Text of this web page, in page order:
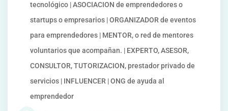
tecnológico | ASOCIACION de emprendedores o
startups o empresarios | ORGANIZADOR de eventos
para emprendedores | MENTOR, o red de mentores
voluntarios que acompañan. | EXPERTO, ASESOR,
CONSULTOR, TUTORIZACION, prestador privado de
servicios | INFLUENCER | ONG de ayuda al
emprendedor